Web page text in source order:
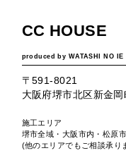
CC HOUSE
produced by WATASHI NO IE
〒591-8021
大阪府堺市北区新金
施工エリア
堺市全域・大阪市内・松原
(他のエリアでもご相談承り